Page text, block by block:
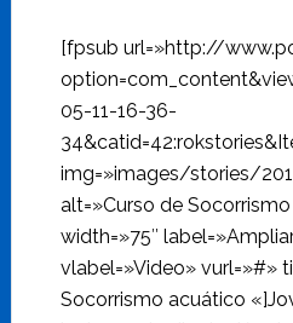
[fpsub url=»http://
05-11-16-36-
img=»images/stories/
alt=»Curso de
width=»75″
vlabel=»Video» vurl=»#»
Socorrismo acuático